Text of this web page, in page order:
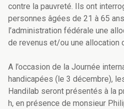
contre la pauvreté. Ils ont
personnes âgées de 21 à 65
l’administration fédérale une
de revenus et/ou une allocation
A l’occasion de la Journée
handicapées (le 3 décembre),
Handilab seront présentés à la
h, en présence de monsieur